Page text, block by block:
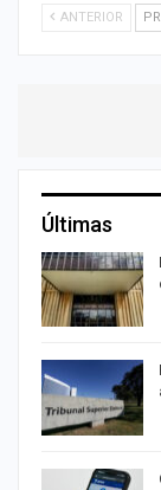
ANTERIOR
Últimas